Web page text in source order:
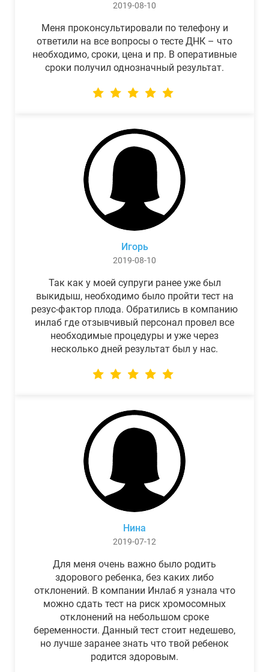
2019-08-10
Меня проконсультировали по телефону и
ответили на все вопросы о тесте ДНК – что
необходимо, сроки, цена и пр. В оперативные
сроки получил однозначный результат.
Игорь
2019-08-10
Так как у моей супруги ранее уже был
выкидыш, необходимо было пройти тест на
резус-фактор плода. Обратились в компанию
инлаб где отзывчивый персонал провел все
необходимые процедуры и уже через
несколько дней результат был у нас.
Нина
2019-07-12
Для меня очень важно было родить
здорового ребенка, без каких либо
отклонений. В компании Инлаб я узнала что
можно сдать тест на риск хромосомных
отклонений на небольшом сроке
беременности. Данный тест стоит недешево,
но лучше заранее знать что твой ребенок
родится здоровым.